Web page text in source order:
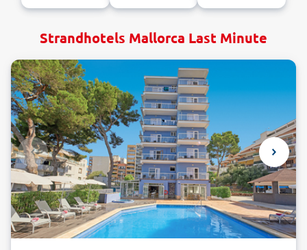
Strandhotels Mallorca Last Minute